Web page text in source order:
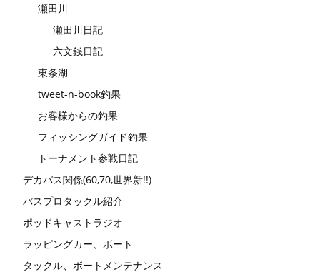
瀬田川
瀬田川日記
六文銭日記
東条湖
tweet-n-book釣果
お客様からの釣果
フィッシングガイド釣果
トーナメント参戦日記
デカバス関係(60,70,世界新!!)
バスプロタックル紹介
ポッドキャストラジオ
ラッピングカー、ボート
タックル、ボートメンテナンス